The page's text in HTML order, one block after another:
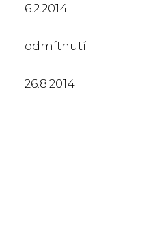
6.2.2014
odmítnutí
26.8.2014